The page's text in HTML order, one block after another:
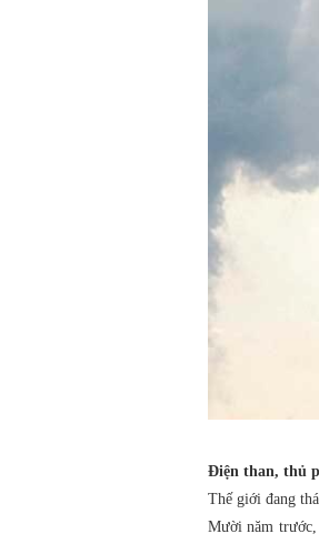
Điện than, thủ
Thế giới đang
Mười năm